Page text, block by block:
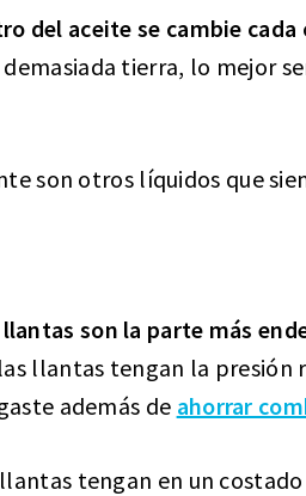
del aceite se cambie
tierra, lo mejor
son otros líquidos que
son la parte más
llantas tengan la presión
además de ahorrar
tengan en un